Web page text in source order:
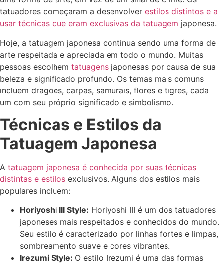
tatuadores começaram a desenvolver estilos distintos e a
usar técnicas que eram exclusivas da tatuagem japonesa.
Hoje, a tatuagem japonesa continua sendo uma forma de
arte respeitada e apreciada em todo o mundo. Muitas
pessoas escolhem tatuagens japonesas por causa de sua
beleza e significado profundo. Os temas mais comuns
incluem dragões, carpas, samurais, flores e tigres, cada
um com seu próprio significado e simbolismo.
Técnicas e Estilos da
Tatuagem Japonesa
A tatuagem japonesa é conhecida por suas técnicas
distintas e estilos exclusivos. Alguns dos estilos mais
populares incluem:
Horiyoshi III Style: Horiyoshi III é um dos tatuadores
japoneses mais respeitados e conhecidos do mundo.
Seu estilo é caracterizado por linhas fortes e limpas,
sombreamento suave e cores vibrantes.
Irezumi Style: O estilo Irezumi é uma das formas